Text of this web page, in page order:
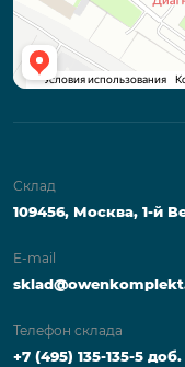
Склад
109456, Москва, 1-й
E-mail
Телефон склада
+7 (495) 135-135-5